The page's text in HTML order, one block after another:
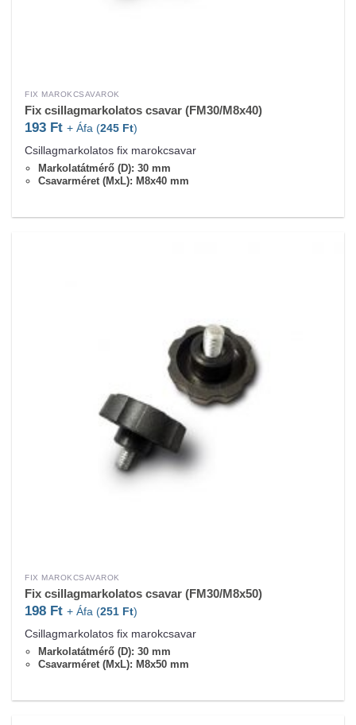
FIX MAROKCSAVAROK
Fix csillagmarkolatos csavar (FM30/M8x40)
193 Ft + Áfa (245 Ft)
Csillagmarkolatos fix marokcsavar
Markolatátmérő (D): 30 mm
Csavarméret (MxL): M8x40 mm
FIX MAROKCSAVAROK
Fix csillagmarkolatos csavar (FM30/M8x50)
198 Ft + Áfa (251 Ft)
Csillagmarkolatos fix marokcsavar
Markolatátmérő (D): 30 mm
Csavarméret (MxL): M8x50 mm